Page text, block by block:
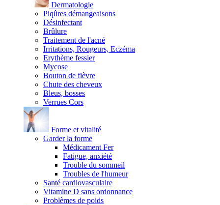
Dermatologie
Piqûres démangeaisons
Désinfectant
Brûlure
Traitement de l'acné
Irritations, Rougeurs, Eczéma
Erythème fessier
Mycose
Bouton de fièvre
Chute des cheveux
Bleus, bosses
Verrues Cors
Forme et vitalité
Garder la forme
Médicament Fer
Fatigue, anxiété
Trouble du sommeil
Troubles de l'humeur
Santé cardiovasculaire
Vitamine D sans ordonnance
Problèmes de poids